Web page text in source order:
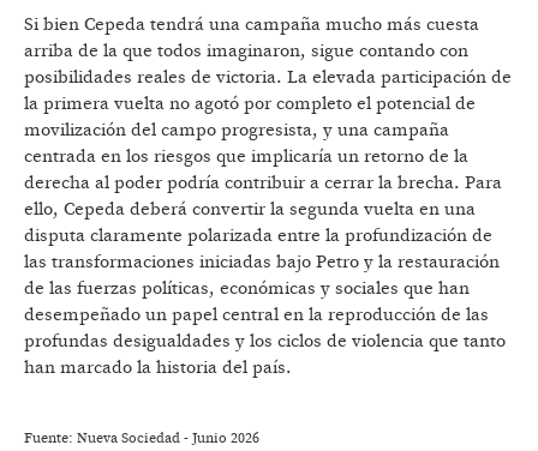
Si bien Cepeda tendrá una campaña mucho más cuesta
arriba de la que todos imaginaron, sigue contando con
posibilidades reales de victoria. La elevada participación de
la primera vuelta no agotó por completo el potencial de
movilización del campo progresista, y una campaña
centrada en los riesgos que implicaría un retorno de la
derecha al poder podría contribuir a cerrar la brecha. Para
ello, Cepeda deberá convertir la segunda vuelta en una
disputa claramente polarizada entre la profundización de
las transformaciones iniciadas bajo Petro y la restauración
de las fuerzas políticas, económicas y sociales que han
desempeñado un papel central en la reproducción de las
profundas desigualdades y los ciclos de violencia que tanto
han marcado la historia del país.
Fuente: Nueva Sociedad - Junio 2026